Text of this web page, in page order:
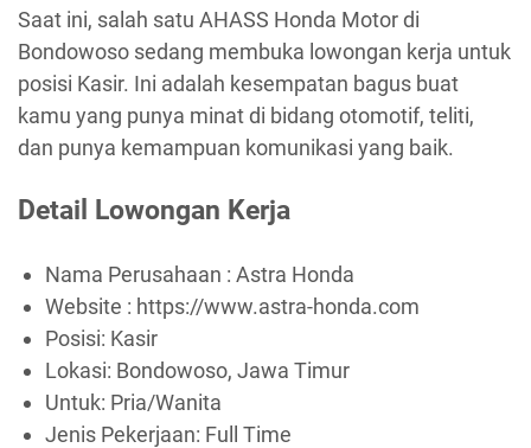
Saat ini, salah satu AHASS Honda Motor di
Bondowoso sedang membuka lowongan kerja untuk
posisi Kasir. Ini adalah kesempatan bagus buat
kamu yang punya minat di bidang otomotif, teliti,
dan punya kemampuan komunikasi yang baik.
Detail Lowongan Kerja
Nama Perusahaan : Astra Honda
Website : https://www.astra-honda.com
Posisi: Kasir
Lokasi: Bondowoso, Jawa Timur
Untuk: Pria/Wanita
Jenis Pekerjaan: Full Time